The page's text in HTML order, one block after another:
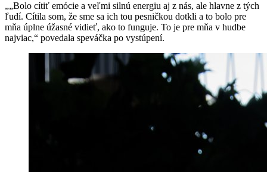
„„Bolo cítiť emócie a veľmi silnú energiu aj z nás, ale hlavne z tých
ľudí. Cítila som, že sme sa ich tou pesničkou dotkli a to bolo pre
mňa úplne úžasné vidieť, ako to funguje. To je pre mňa v hudbe
najviac,“ povedala speváčka po vystúpení.